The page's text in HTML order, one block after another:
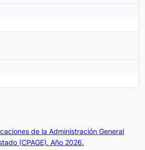
de la Administración General
(CPAGE). Año 2026.